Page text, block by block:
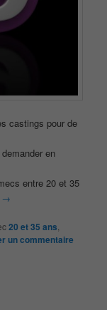
castings pour de
en
entre 20 et 35
→
20 et 35 ans
un commentaire